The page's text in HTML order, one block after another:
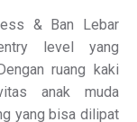
& Ban Lebar
level yang
ruang kaki
anak muda
yang bisa dilipat